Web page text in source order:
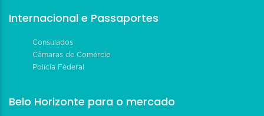
Internacional e Passaportes
Consulados
Câmaras de Comércio
Polícia Federal
Belo Horizonte para o mercado